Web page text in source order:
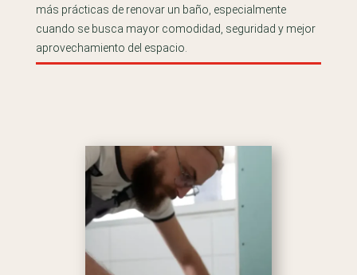
más prácticas de renovar un baño, especialmente
cuando se busca mayor comodidad, seguridad y mejor
aprovechamiento del espacio.